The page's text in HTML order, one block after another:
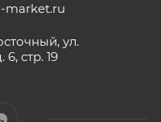
market.ru
ул.
стр. 19